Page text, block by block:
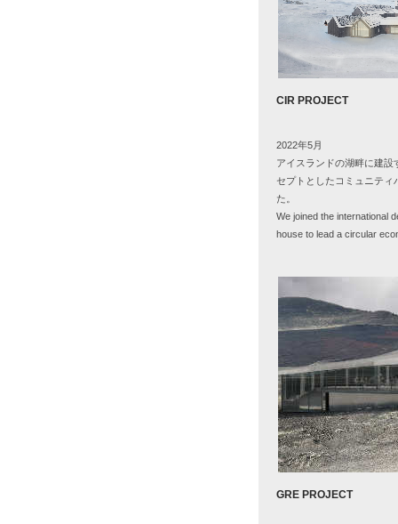
CIR PROJECT
2022年5月
アイスランドの湖畔に建
セプトとしたコミュニテ
た。
We joined the international
house to lead a circular
GRE PROJECT